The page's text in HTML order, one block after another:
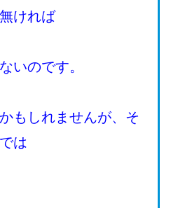
ければ
いのです。
もしれませんが、そ
は